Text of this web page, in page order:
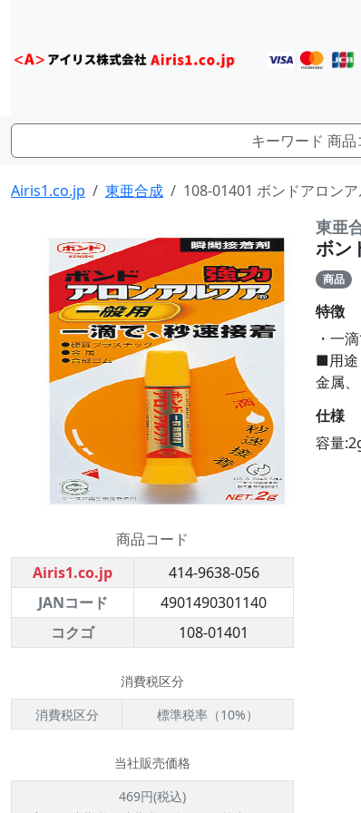
Airis1.co.jp 東亜合成 108-01401 ボンドアロン
商品コード
Airis1.co.jp
414-9638-056
JANコード
4901490301140
コクゴ
108-01401
消費税区分
消費税区分
標準税率（10%）
当社販売価格
469円(税込)
東亜
ボン
商品
特徴
・一
■用途
金属
仕様
容量